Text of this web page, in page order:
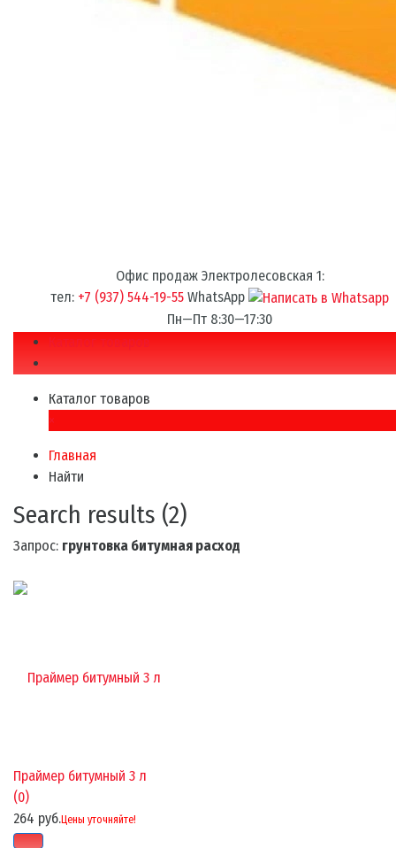
Офис продаж Электролесовская 1:
тел: +7 (937) 544-19-55 WhatsApp
Пн—Пт 8:30—17:30
Каталог товаров
Каталог товаров
×
Главная
Найти
Search results (2)
Запрос: грунтовка битумная расход
Праймер битумный 3 л
(0)
264 руб.Цены уточняйте!